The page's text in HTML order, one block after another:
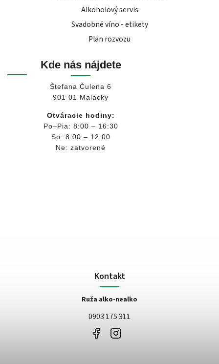
Alkoholový servis
Svadobné víno - etikety
Plán rozvozu
Kde nás nájdete
Štefana Čulena 6
901 01 Malacky
Otváracie hodiny:
Po–Pia: 8:00 – 16:30
So: 8:00 – 12:00
Ne: zatvorené
Kontakt
Ruža alko-nealko
0903 175 311